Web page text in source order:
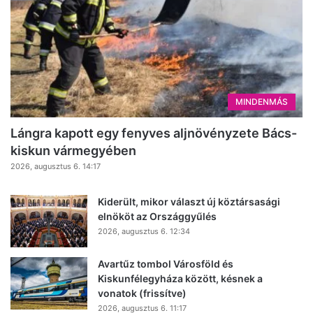
MINDENMÁS
Lángra kapott egy fenyves aljnövényzete Bács-
kiskun vármegyében
2026, augusztus 6. 14:17
Kiderült, mikor választ új köztársasági
elnököt az Országgyűlés
2026, augusztus 6. 12:34
Avartűz tombol Városföld és
Kiskunfélegyháza között, késnek a
vonatok (frissítve)
2026, augusztus 6. 11:17